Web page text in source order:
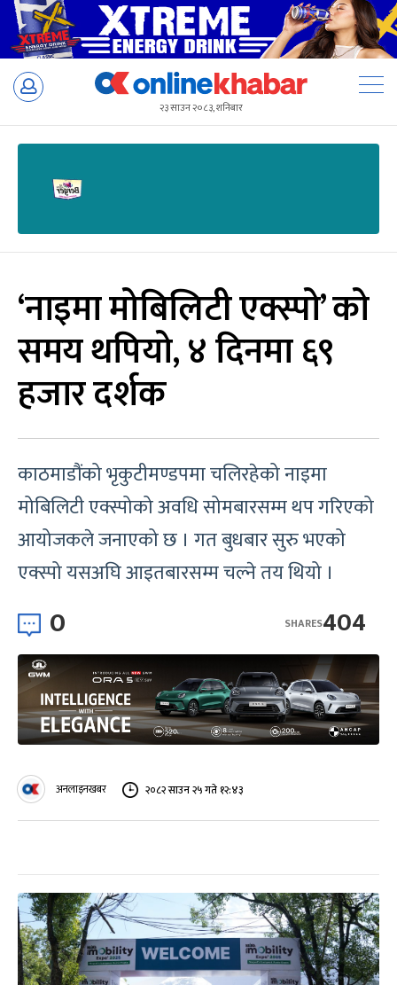
Skip
२३ साउन २०८३, शनिबार
‘नाइमा मोबिलिटी एक्स्पो’ को
समय थपियो, ४ दिनमा ६९
हजार दर्शक
काठमाडौंको भृकुटीमण्डपमा चलिरहेको नाइमा
मोबिलिटी एक्स्पोको अवधि सोमबारसम्म थप गरिएको
आयोजकले जनाएको छ । गत बुधबार सुरु भएको
एक्स्पो यसअघि आइतबारसम्म चल्ने तय थियो ।
0 404
SHARES
अनलाइनखबर २०८२ साउन २५ गते १२:४३